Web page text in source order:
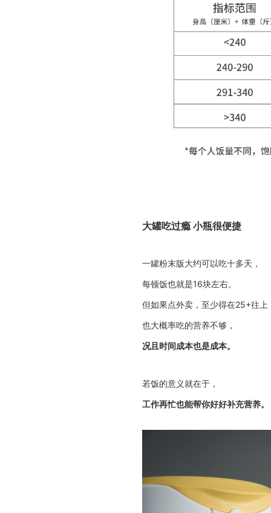
大罐吃过瘾 小瓶很便捷
一罐粉末版大约可以吃十多天，
每顿饭也就是16块左右。
但如果点外卖，至少得在25+往上
也大概率吃的营养不够，
况且时间成本也是成本。
若饭的意义就在于，
工作再忙也能帮你好好补充营养。